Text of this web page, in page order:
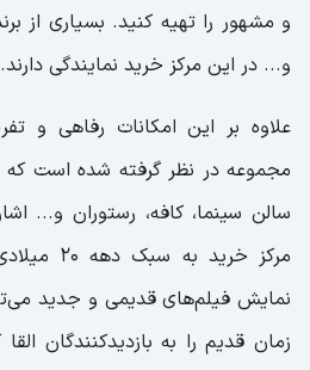
و مشهور را تهیه کنید. بسیاری از
و... در این مرکز خرید نمایندگی دارند.
علاوه بر این امکانات رفاهی و
مجموعه در نظر گرفته شده است که
سالن سینما، کافه، رستوران و...
مرکز
نمایش فیلم‌های قدیمی و جدید
زمان قدیم را به بازدیدکنندگان